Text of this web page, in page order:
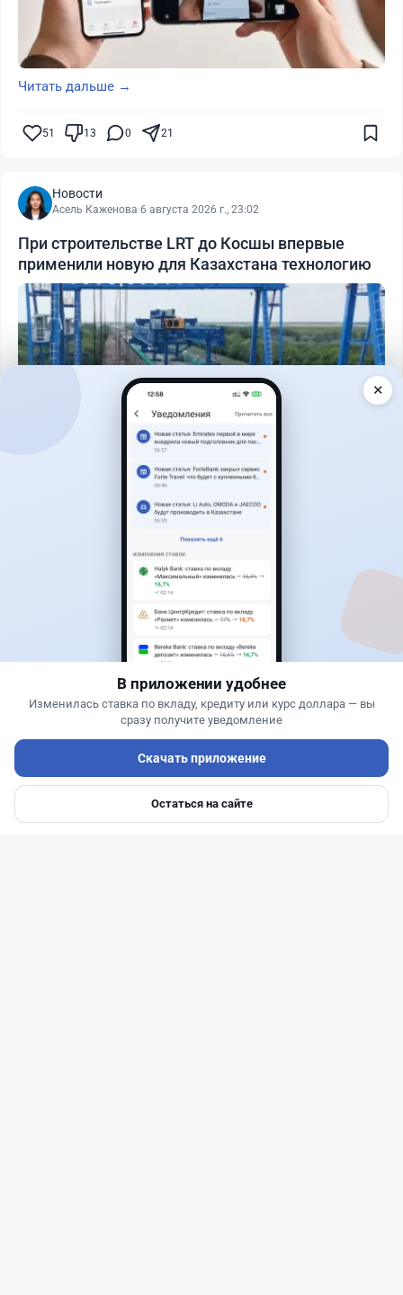
Читать дальше →
51 13 0 21
Новости
Асель Каженова·6 августа 2026 г., 23:02
При строительстве LRT до Косшы впервые
применили новую для Казахстана технологию
0
4 августа 2026 г., 10:17
Въезд в Казахстан изменят: иностранцам
понадобится разрешение
Ипотеки Авто
✕
В приложении удобнее
Изменилась ставка по вкладу, кредиту или курс доллара — вы
сразу получите уведомление
Скачать приложение
Остаться на сайте